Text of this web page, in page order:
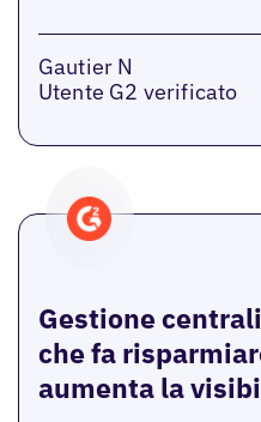
Gautier N
Utente G2 verificato
Gestione
che fa
aumenta la